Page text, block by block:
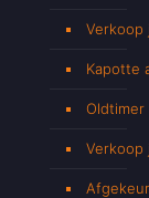
Verkoop
Kapotte
Oldtimer
Verkoop